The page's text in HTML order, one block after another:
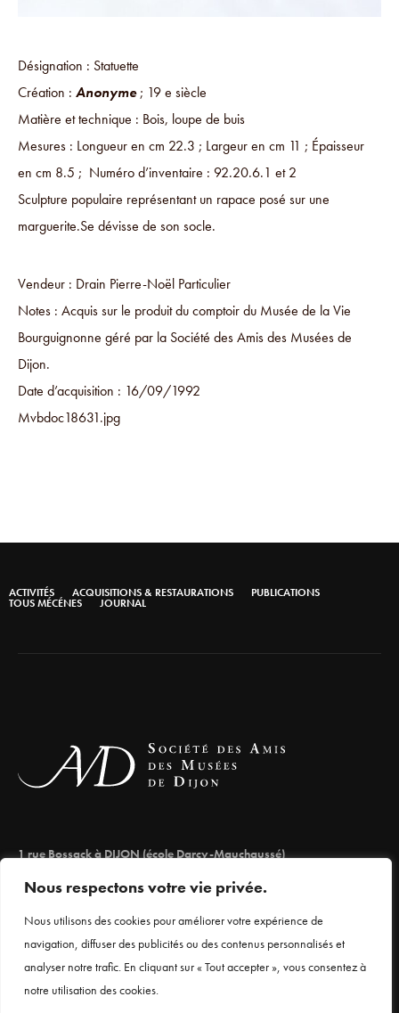
Nous respectons votre vie privée.
Nous utilisons des cookies pour améliorer votre expérience de
navigation, diffuser des publicités ou des contenus personnalisés et
analyser notre trafic. En cliquant sur « Tout accepter », vous consentez à
notre utilisation des cookies.
Désignation : Statuette
Création : Anonyme; 19 e siècle
Matière et technique : Bois, loupe de buis
Mesures : Longueur en cm 22.3 ; Largeur en cm 11 ; Épaisseur
en cm 8.5 ; Numéro d’inventaire : 92.20.6.1 et 2
Sculpture populaire représentant un rapace posé sur une
marguerite.Se dévisse de son socle.
Vendeur : Drain Pierre-Noël Particulier
Notes : Acquis sur le produit du comptoir du Musée de la Vie
Bourguignonne géré par la Société des Amis des Musées de
Dijon.
Date d’acquisition : 16/09/1992
Mvbdoc18631.jpg
ACTIVITÉS ACQUISITIONS & RESTAURATIONS PUBLICATIONS
TOUS MÉCÉNES JOURNAL
1 rue Bossack à DIJON (école Darcy-Mauchaussé)
03 80 66 71 98
Mentions légales